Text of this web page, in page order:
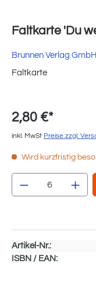
Faltkarte 'Du
Brunnen Verlag
Faltkarte
2,80 €*
inkl. MwSt Preise zzgl.
Wird kurzfristig
Produkt
Artikel-Nr.:
ISBN / EAN: